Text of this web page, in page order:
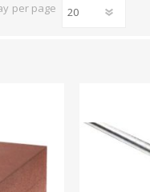
per page